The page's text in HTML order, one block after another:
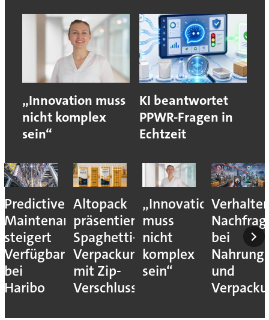
„Innovation muss
nicht komplex
sein“
KI beantwortet
PPWR-Fragen in
Echtzeit
Altopack
präsentiert
Spaghetti-
Verpackung
mit Zip-
Verschluss
„Innovation
muss
nicht
komplex
sein“
Verhaltene
Nachfrage
bei
Nahrungsmittel-
und
von
morgen